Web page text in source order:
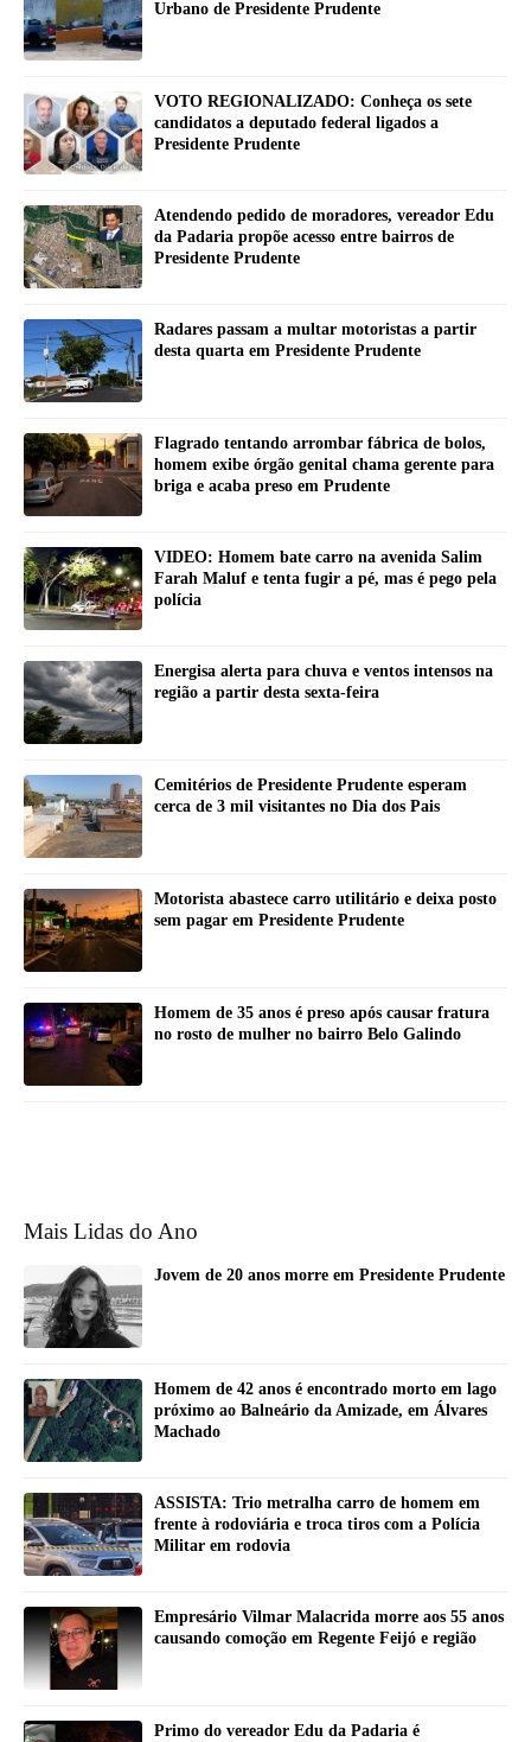
Urbano de Presidente Prudente
VOTO REGIONALIZADO: Conheça os sete
candidatos a deputado federal ligados a
Presidente Prudente
Atendendo pedido de moradores, vereador Edu
da Padaria propõe acesso entre bairros de
Presidente Prudente
Radares passam a multar motoristas a partir
desta quarta em Presidente Prudente
Flagrado tentando arrombar fábrica de bolos,
homem exibe órgão genital chama gerente para
briga e acaba preso em Prudente
VIDEO: Homem bate carro na avenida Salim
Farah Maluf e tenta fugir a pé, mas é pego pela
polícia
Energisa alerta para chuva e ventos intensos na
região a partir desta sexta-feira
Cemitérios de Presidente Prudente esperam
cerca de 3 mil visitantes no Dia dos Pais
Motorista abastece carro utilitário e deixa posto
sem pagar em Presidente Prudente
Homem de 35 anos é preso após causar fratura
no rosto de mulher no bairro Belo Galindo
Mais Lidas do Ano
Jovem de 20 anos morre em Presidente Prudente
Homem de 42 anos é encontrado morto em lago
próximo ao Balneário da Amizade, em Álvares
Machado
ASSISTA: Trio metralha carro de homem em
frente à rodoviária e troca tiros com a Polícia
Militar em rodovia
Empresário Vilmar Malacrida morre aos 55 anos
causando comoção em Regente Feijó e região
Primo do vereador Edu da Padaria é